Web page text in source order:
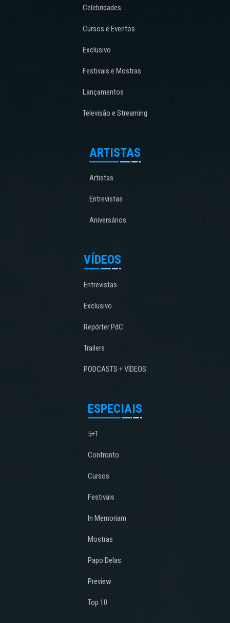
Celebridades
Cursos e Eventos
Exclusivo
Festivais e Mostras
Lançamentos
Televisão e Streaming
ARTISTAS
Artistas
Entrevistas
Aniversários
VÍDEOS
Entrevistas
Exclusivo
Repórter PdC
Trailers
PODCASTS + VÍDEOS
ESPECIAIS
5+1
Confronto
Cursos
Festivais
In Memoriam
Mostras
Papo Delas
Preview
Top 10